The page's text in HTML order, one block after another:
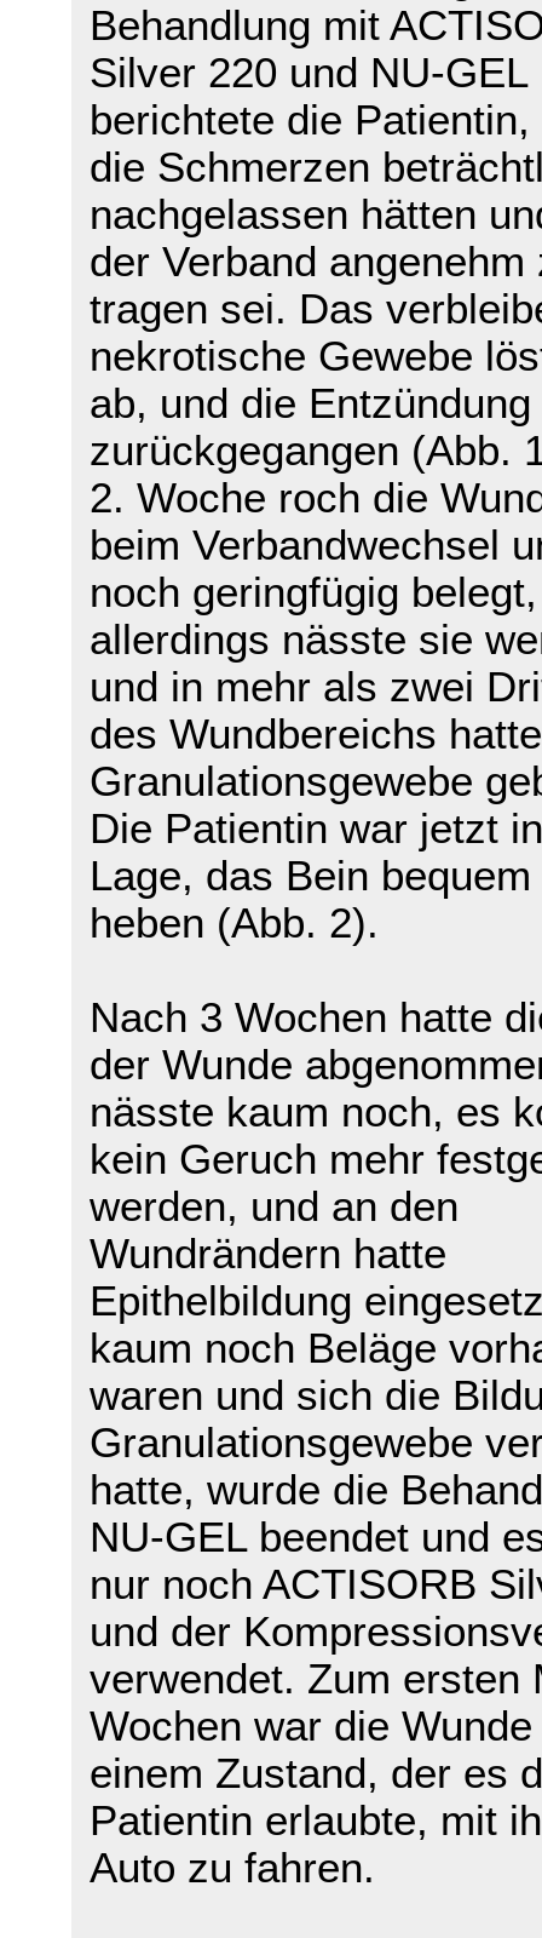
Behandlung mit
Silver 220 und NU-GEL
berichtete die Patientin,
die Schmerzen
nachgelassen hätten
der Verband angenehm
tragen sei. Das
nekrotische Gewebe
ab, und die Entzündung
zurückgegangen (Abb.
2. Woche roch die
beim Verbandwechsel
noch geringfügig belegt,
allerdings nässte sie
und in mehr als zwei
des Wundbereichs
Granulationsgewebe
Die Patientin war jetzt
Lage, das Bein bequem
heben (Abb. 2).
Nach 3 Wochen hatte
der Wunde
nässte kaum noch, es
kein Geruch mehr
werden, und an den
Wundrändern hatte
Epithelbildung
kaum noch Beläge
waren und sich die
Granulationsgewebe
hatte, wurde die
NU-GEL beendet und
nur noch ACTISORB
und der
verwendet. Zum ersten
Wochen war die Wunde
einem Zustand, der es
Patientin erlaubte, mit
Auto zu fahren.